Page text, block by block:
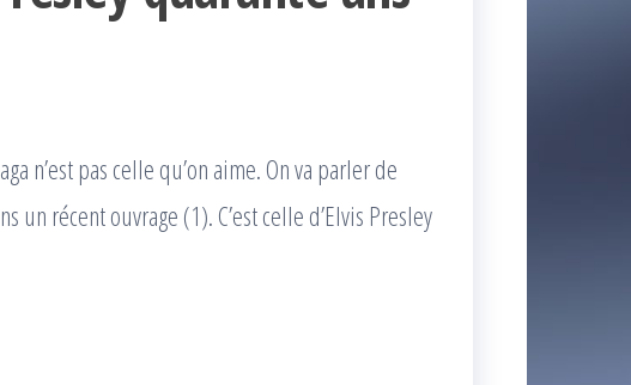
n’est pas celle qu’on aime. On va parler de
un récent ouvrage (1). C’est celle d’Elvis Presley